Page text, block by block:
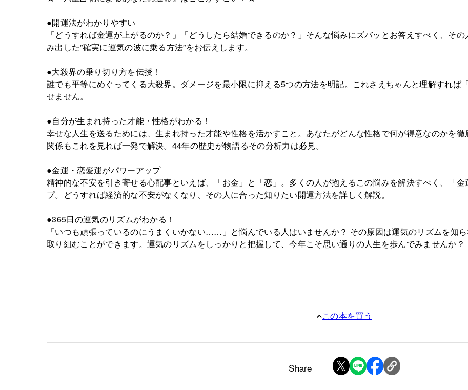
●開運法がわかりやすい
「どうすれば金運が上がるのか？」「どうしたら結婚できるのか？」そんな悩みにズバッとお答えすべく、そ
み出した”確実に運気の波に乗る方法”をお伝えします。
●大殺界の乗り切り方を伝授！
誰でも平等にめぐってくる大殺界。ダメージを最小限に抑える5つの方法を明記。これさえちゃんと理解すれば
せません。
●自分が生まれ持った才能・性格がわかる！
幸せな人生を送るためには、生まれ持った才能や性格を活かすこと。あなたがどんな性格で何が得意なのかを
関係もこれを見れば一発で解決。44年の歴史が物語るその分析力は必見。
●金運・恋愛運がパワーアップ
精神的な不安を引き寄せる心配事といえば、「お金」と「恋」。多くの人が抱えるこの悩みを解決すべく、「
プ。どうすれば経済的な不安がなくなり、その人に合った知りたい開運方法を詳しく解説。
●365日の運気のリズムがわかる！
「いつも頑張っているのにうまくいかない……」と悩んでいる人はいませんか？ その原因は運気のリズムを知
取り組むことができます。運気のリズムをしっかりと把握して、今年こそ思い通りの人生を歩んでみませんか？
この本を買う
Share